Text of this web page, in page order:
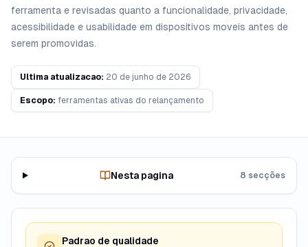
ferramenta e revisadas quanto a funcionalidade, privacidade,
acessibilidade e usabilidade em dispositivos moveis antes de
serem promovidas.
Ultima atualizacao: 20 de junho de 2026
Escopo: ferramentas ativas do relançamento
Nesta pagina 8 secções
Padrao de qualidade